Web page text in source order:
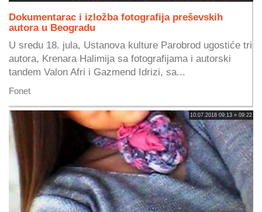
Dokumentarac i izložba fotografija preševskih
autora u Beogradu
U sredu 18. jula, Ustanova kulture Parobrod ugostiće tri
autora, Krenara Halimija sa fotografijama i autorski
tandem Valon Afri i Gazmend Idrizi, sa...
Fonet
10.07.2018 09:13 » 09:22